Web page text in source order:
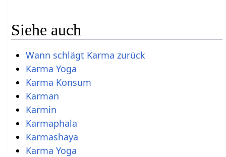
Siehe auch
Wann schlägt Karma zurück
Karma Yoga
Karma Konsum
Karman
Karmin
Karmaphala
Karmashaya
Karma Yoga